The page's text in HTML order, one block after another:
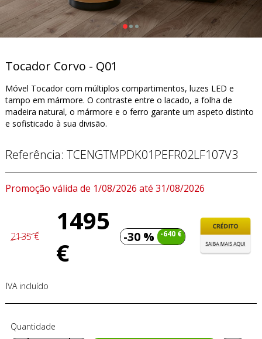
Tocador Corvo - Q01
Móvel Tocador com múltiplos compartimentos, luzes LED e
tampo em mármore. O contraste entre o lacado, a folha de
madeira natural, o mármore e o ferro garante um aspeto distinto
e sofisticado à sua divisão.
Referência: TCENGTMPDK01PEFR02LF107V3
Promoção válida de 1/08/2026 até 31/08/2026
2135 €
1495
€
-30 % -640 €
IVA incluído
Quantidade